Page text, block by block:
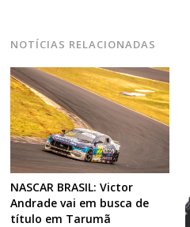
NOTÍCIAS RELACIONADAS
NASCAR BRASIL: Victor
Andrade vai em busca de
título em Tarumã